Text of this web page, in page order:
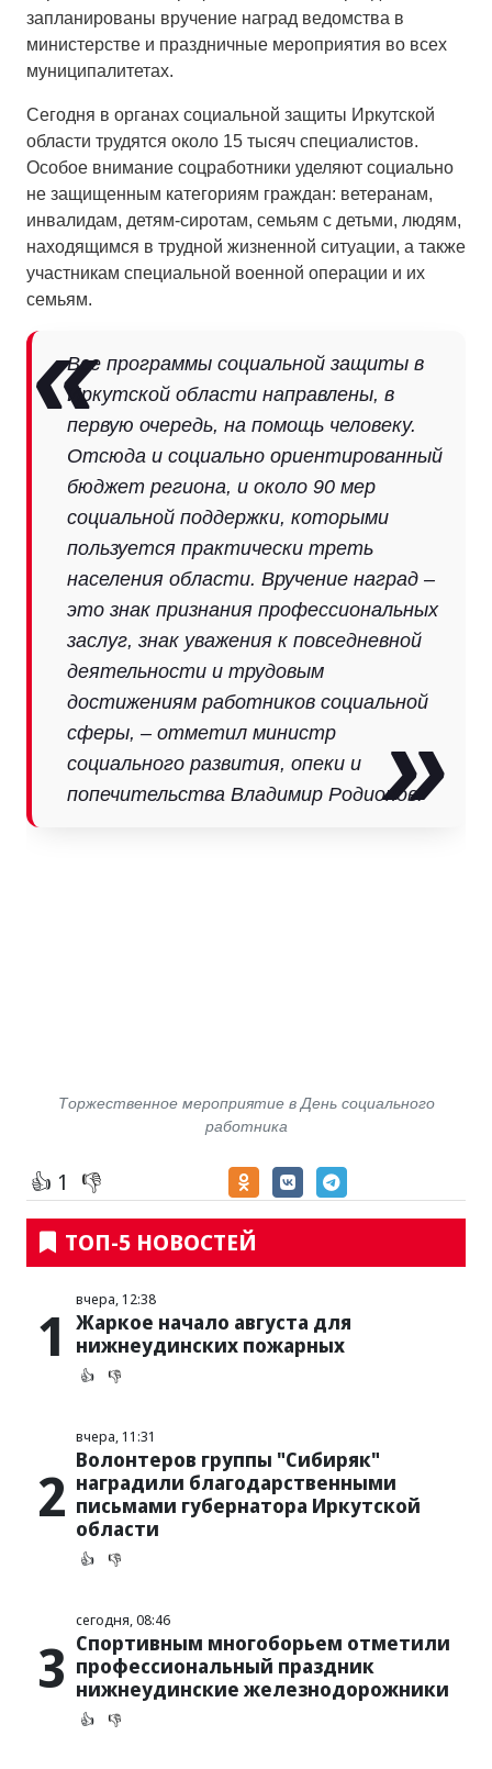
запланированы вручение наград ведомства в
министерстве и праздничные мероприятия во всех
муниципалитетах.
Сегодня в органах социальной защиты Иркутской
области трудятся около 15 тысяч специалистов.
Особое внимание соцработники уделяют социально
не защищенным категориям граждан: ветеранам,
инвалидам, детям-сиротам, семьям с детьми, людям,
находящимся в трудной жизненной ситуации, а также
участникам специальной военной операции и их
семьям.
Все программы социальной защиты в
Иркутской области направлены, в
первую очередь, на помощь человеку.
Отсюда и социально ориентированный
бюджет региона, и около 90 мер
социальной поддержки, которыми
пользуется практически треть
населения области. Вручение наград –
это знак признания профессиональных
заслуг, знак уважения к повседневной
деятельности и трудовым
достижениям работников социальной
сферы, – отметил министр
социального развития, опеки и
попечительства Владимир Родионов.
Торжественное мероприятие в День социального
работника
👍 1 👎
ТОП-5 НОВОСТЕЙ
1
вчера, 12:38
Жаркое начало августа для
нижнеудинских пожарных
👍 👎
2
вчера, 11:31
Волонтеров группы "Сибиряк"
наградили благодарственными
письмами губернатора Иркутской
области
👍 👎
3
сегодня, 08:46
Спортивным многоборьем отметили
профессиональный праздник
нижнеудинские железнодорожники
👍 👎